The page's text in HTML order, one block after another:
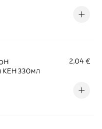
2,04 €
КЕН 330мл